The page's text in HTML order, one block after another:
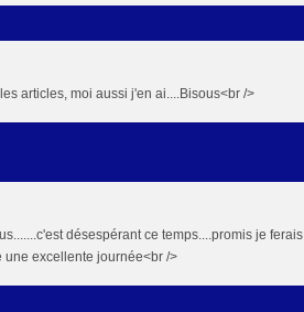
articles, moi aussi j'en ai....Bisous<br />
désespérant ce temps....promis je ferais
une excellente journée<br />